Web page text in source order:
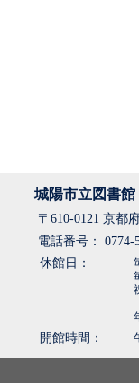
城陽市立図書館
〒610-0121 京都
電話番号：
休館日：
開館時間：